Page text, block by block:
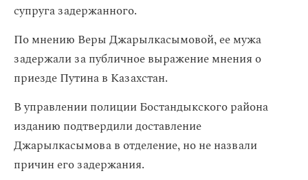
супруга задержанного.
По мнению Веры Джарылкасымовой, ее мужа
задержали за публичное выражение мнения о
приезде Путина в Казахстан.
В управлении полиции Бостандыкского района
изданию подтвердили доставление
Джарылкасымова в отделение, но не назвали
причин его задержания.